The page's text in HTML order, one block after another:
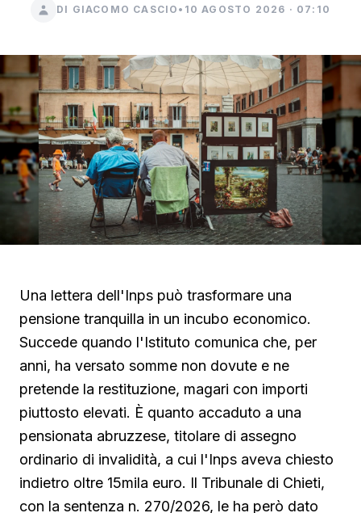
DI GIACOMO CASCIO • 10 AGOSTO 2026 · 07:10
Una lettera dell'Inps può trasformare una
pensione tranquilla in un incubo economico.
Succede quando l'Istituto comunica che, per
anni, ha versato somme non dovute e ne
pretende la restituzione, magari con importi
piuttosto elevati. È quanto accaduto a una
pensionata abruzzese, titolare di assegno
ordinario di invalidità, a cui l'Inps aveva chiesto
indietro oltre 15mila euro. Il Tribunale di Chieti,
con la sentenza n. 270/2026, le ha però dato